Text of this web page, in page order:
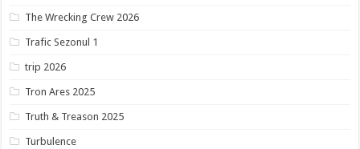
The Wrecking Crew 2026
Trafic Sezonul 1
trip 2026
Tron Ares 2025
Truth & Treason 2025
Turbulence